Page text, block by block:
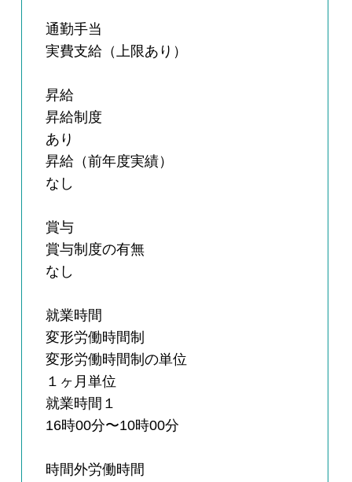
通勤手当
実費支給（上限あり）
昇給
昇給制度
あり
昇給（前年度実績）
なし
賞与
賞与制度の有無
なし
就業時間
変形労働時間制
変形労働時間制の単位
１ヶ月単位
就業時間１
16時00分〜10時00分
時間外労働時間